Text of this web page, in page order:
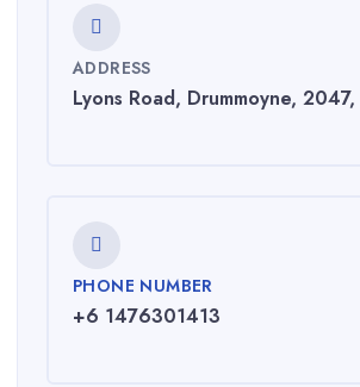
ADDRESS
Lyons Road, Drummoyne,
PHONE NUMBER
+6 1476301413